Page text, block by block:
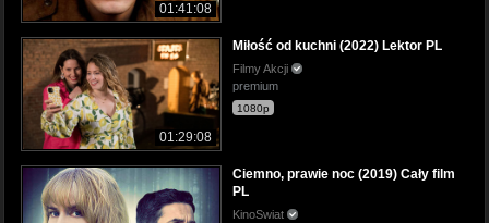
01:41:08
01:29:08
Miłość od kuchni (2022) Lektor PL
Filmy Akcji
premium
1080p
Ciemno, prawie noc (2019) Cały film
PL
KinoSwiat